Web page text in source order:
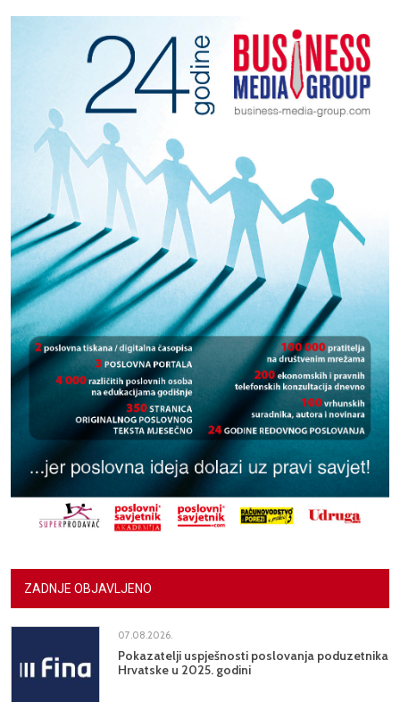
ZADNJE OBJAVLJENO
07.08.2026.
Pokazatelji uspješnosti poslovanja poduzetnika
Hrvatske u 2025. godini